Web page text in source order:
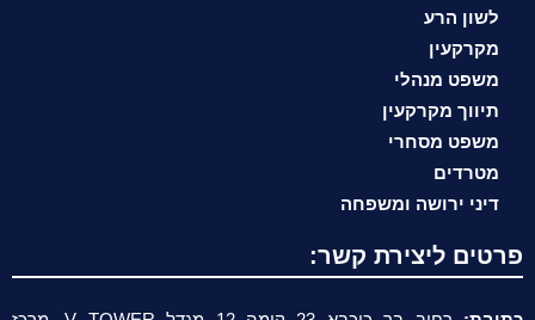
לשון הרע
מקרקעין
משפט מנהלי
תיווך מקרקעין
משפט מסחרי
מטרדים
דיני ירושה ומשפחה
פרטים ליצירת קשר: